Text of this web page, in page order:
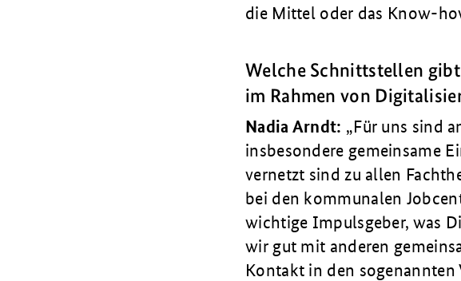
die Mittel oder das Know-
Welche Schnittstellen
im Rahmen von
Nadia Arndt:
Für uns sind
insbesondere gemeinsame
vernetzt sind zu allen
bei den kommunalen
wichtige Impuls­geber, was
wir gut mit anderen
Kontakt in den